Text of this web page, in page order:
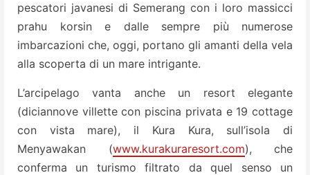
pescatori javanesi di Semerang con i loro massicci
prahu korsin e dalle sempre più numerose
imbarcazioni che, oggi, portano gli amanti della vela
alla scoperta di un mare intrigante.
L’arcipelago vanta anche un resort elegante
(diciannove villette con piscina privata e 19 cottage
con vista mare), il Kura Kura, sull’isola di
Menyawakan (www.kurakuraresort.com), che
conferma un turismo filtrato da quel senso un